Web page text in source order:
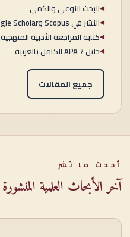
◀البحث النوعي والكمي
◀النشر في Scopus وGoogle Scholar
◀كتابة المراجعة الأدبية المنهجية
◀دليل APA 7 الكامل بالعربية
جميع المقالات
أحدث ما نُشر
آخر الأبحاث العلمية المنشورة